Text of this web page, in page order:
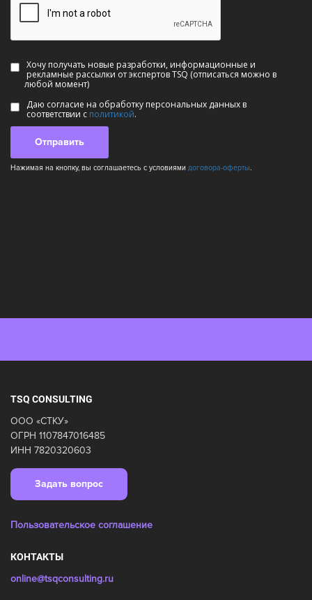
Хочу получать новые разработки, информационные и
рекламные рассылки от экспертов TSQ (отписаться можно в
любой момент)
Даю согласие на обработку персональных данных в
соответствии с политикой.
Отправить
Нажимая на кнопку, вы соглашаетесь с условиями договора-оферты.
TSQ CONSULTING
ООО «СТКУ»
ОГРН 1107847016485
ИНН 7820320603
Задать вопрос
Пользовательское соглашение
КОНТАКТЫ
online@tsqconsulting.ru